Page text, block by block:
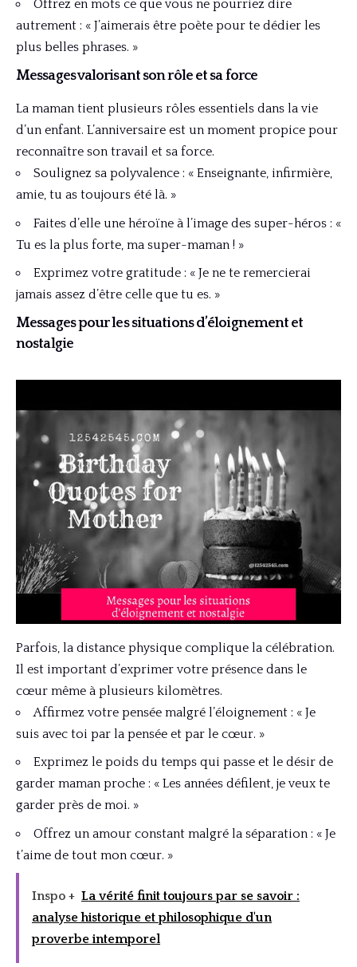
Offrez en mots ce que vous ne pourriez dire
autrement : « J’aimerais être poète pour te dédier les
plus belles phrases. »
Messages valorisant son rôle et sa force
La maman tient plusieurs rôles essentiels dans la vie
d’un enfant. L’anniversaire est un moment propice pour
reconnaître son travail et sa force.
Soulignez sa polyvalence : « Enseignante, infirmière,
amie, tu as toujours été là. »
Faites d’elle une héroïne à l’image des super-héros : «
Tu es la plus forte, ma super-maman ! »
Exprimez votre gratitude : « Je ne te remercierai
jamais assez d’être celle que tu es. »
Messages pour les situations d’éloignement et
nostalgie
Parfois, la distance physique complique la célébration.
Il est important d’exprimer votre présence dans le
cœur même à plusieurs kilomètres.
Affirmez votre pensée malgré l’éloignement : « Je
suis avec toi par la pensée et par le cœur. »
Exprimez le poids du temps qui passe et le désir de
garder maman proche : « Les années défilent, je veux te
garder près de moi. »
Offrez un amour constant malgré la séparation : « Je
t’aime de tout mon cœur. »
Inspo + La vérité finit toujours par se savoir :
analyse historique et philosophique d'un
proverbe intemporel